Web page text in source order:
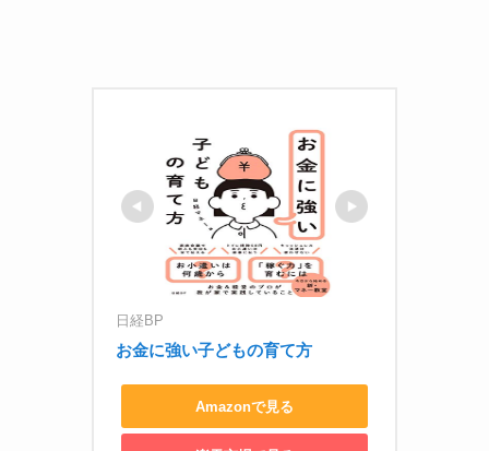
日経BP
お金に強い子どもの育て方
Amazonで見る